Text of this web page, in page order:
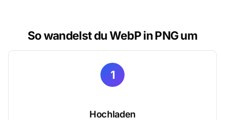
So wandelst du WebP in PNG um
1
Hochladen